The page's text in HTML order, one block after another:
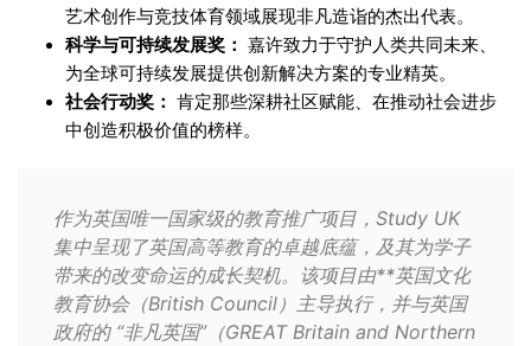
艺术创作与竞技体育领域展现非凡造诣的杰出代表。
科学与可持续发展奖： 嘉许致力于守护人类共同未来、
为全球可持续发展提供创新解决方案的专业精英。
社会行动奖： 肯定那些深耕社区赋能、在推动社会进步
中创造积极价值的榜样。
作为英国唯一国家级的教育推广项目，Study UK
集中呈现了英国高等教育的卓越底蕴，及其为学子
带来的改变命运的成长契机。该项目由**英国文化
教育协会（British Council）主导执行，并与英国
政府的 “非凡英国”（GREAT Britain and Northern